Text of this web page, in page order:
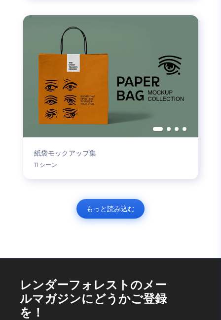
紙袋モックアップ集
11 シーン
もっと読み込む
レンダーフォレストのメー
ルマガジンにどうかご登録
を！